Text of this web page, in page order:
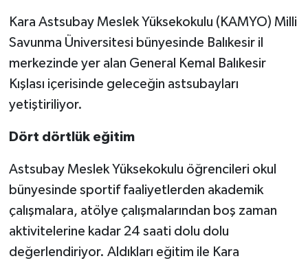
Kara Astsubay Meslek Yüksekokulu (KAMYO) Milli
Savunma Üniversitesi bünyesinde Balıkesir il
merkezinde yer alan General Kemal Balıkesir
Kışlası içerisinde geleceğin astsubayları
yetiştiriliyor.
Dört dörtlük eğitim
Astsubay Meslek Yüksekokulu öğrencileri okul
bünyesinde sportif faaliyetlerden akademik
çalışmalara, atölye çalışmalarından boş zaman
aktivitelerine kadar 24 saati dolu dolu
değerlendiriyor. Aldıkları eğitim ile Kara